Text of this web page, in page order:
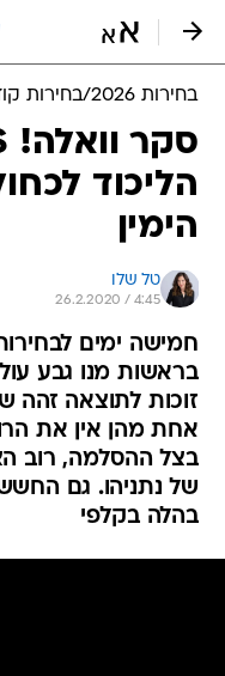
בחירות 2026 /בחירות
הליכוד
הימין
טל שלו
26.2.2020 / 4:45
חמישה ימים
בראשות מנו גבע
אחת מהן אין את
בצל ההסלמה, רוב
של נתניהו. גם החשש
בהלה בקלפי